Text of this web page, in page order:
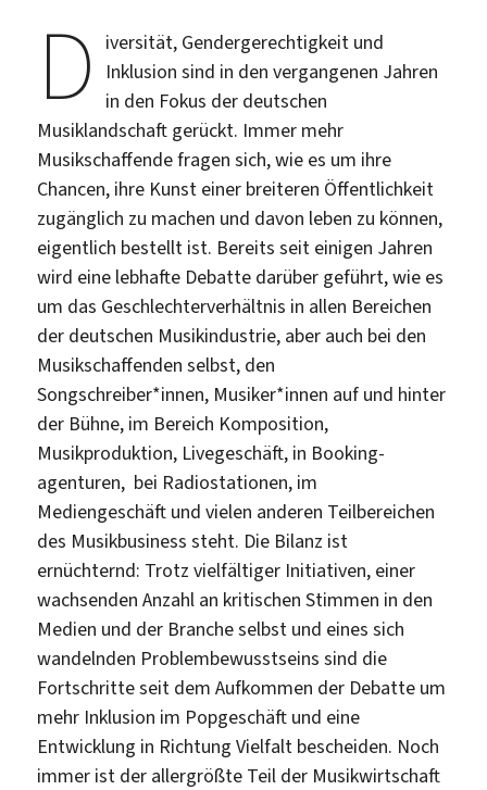
D
iversität, Gendergerechtigkeit und
Inklusion sind in den vergangenen Jahren
in den Fokus der deutschen
Musiklandschaft gerückt. Immer mehr
Musikschaffende fragen sich, wie es um ihre
Chancen, ihre Kunst einer breiteren Öffentlichkeit
zugänglich zu machen und davon leben zu können,
eigentlich bestellt ist. Bereits seit einigen Jahren
wird eine lebhafte Debatte darüber geführt, wie es
um das Geschlechterverhältnis in allen Bereichen
der deutschen Musikindustrie, aber auch bei den
Musikschaffenden selbst, den
Songschreiber*innen, Musiker*innen auf und hinter
der Bühne, im Bereich Komposition,
Musikproduktion, Livegeschäft, in Booking-
agenturen, bei Radiostationen, im
Mediengeschäft und vielen anderen Teilbereichen
des Musikbusiness steht. Die Bilanz ist
ernüchternd: Trotz vielfältiger Initiativen, einer
wachsenden Anzahl an kritischen Stimmen in den
Medien und der Branche selbst und eines sich
wandelnden Problembewusstseins sind die
Fortschritte seit dem Aufkommen der Debatte um
mehr Inklusion im Popgeschäft und eine
Entwicklung in Richtung Vielfalt bescheiden. Noch
immer ist der allergrößte Teil der Musikwirtschaft